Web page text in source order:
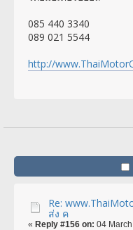
085 440 3340
089 021 5544
http://
Re:
ส่ง ค
« Reply #156 on: 04